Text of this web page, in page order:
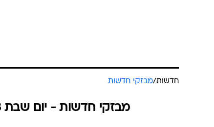
חדשות/מבזקי חדשות
מבזקי חדשות - יום שבת 10.06.2023 / כ״א סיוון התשפ"ג